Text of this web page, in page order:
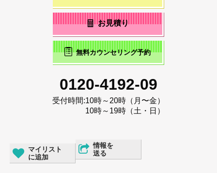
お見積り
無料カウンセリング予約
0120-4192-09
受付時間:10時～20時（月〜金）
10時～19時（土・日）
マイリスト
に追加
情報を
送る